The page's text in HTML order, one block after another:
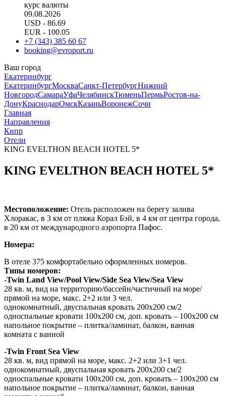
курс валюты
09.08.2026
USD - 86.69
EUR - 100.05
+7 (343) 385 60 67
booking@evroport.ru
Ваш город
Екатеринбург
ЕкатеринбургМоскваСанкт-ПетербургНижний
НовгородСамараУфаЧелябинскТюменьПермьРостов-на-
ДонуКраснодарОмскКазаньВоронежСочи
Главная
Направления
Кипр
Отели
KING EVELTHON BEACH HOTEL 5*
KING EVELTHON BEACH HOTEL 5*
Местоположение: Отель расположен на берегу залива
Хлоракас, в 3 км от пляжа Корал Бэй, в 4 км от центра города,
в 20 км от международного аэропорта Пафос.
Номера:
В отеле 375 комфортабельно оформленных номеров.
Типы номеров:
-Twin Land View/Pool View/Side Sea View/Sea View
28 кв. м, вид на территорию/бассейн/частичный на море/
прямой на море, макс. 2+2 или 3 чел.
однокомнатный, двуспальная кровать 200х200 см/2
односпальные кровати 100х200 см, доп. кровать – 100х200 см
напольное покрытие – плитка/ламинат, балкон, ванная
комната с ванной
-Twin Front Sea View
28 кв. м, вид прямой на море, макс. 2+2 или 3+1 чел.
однокомнатный, двуспальная кровать 200х200 см/2
односпальные кровати 100х200 см, доп. кровать – 100х200 см
напольное покрытие – плитка/ламинат, балкон, ванная